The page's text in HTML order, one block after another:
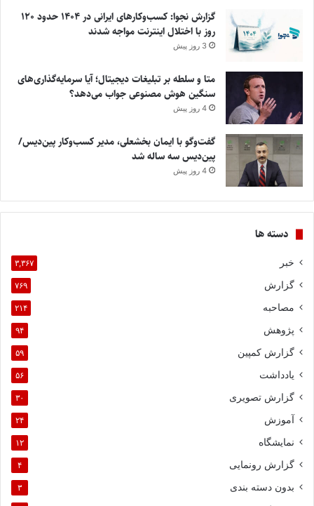
گزارش نجوا: کسب‌وکارهای ایرانی در ۱۴۰۴ حدود ۱۲۰
روز با اختلال اینترنت مواجه شدند
3 روز پیش
متا و سلطه بر تبلیغات دیجیتال؛ آیا سرمایه‌گذاری‌های
سنگین هوش مصنوعی جواب می‌دهد؟
4 روز پیش
گفت‌وگو با ایمان بخشعلی، مدیر کسب‌وکار پین‌دیس/
پین‌دیس سه ساله شد
4 روز پیش
دسته ها
خبر ۳,۳۶۷
گزارش ۷۶۹
مصاحبه ۲۱۴
پژوهش ۹۴
گزارش کمپین ۵۹
یادداشت ۵۶
گزارش تصویری ۳۰
آموزش ۲۴
نمایشگاه ۱۲
گزارش رونمایی ۴
بدون دسته بندی ۳